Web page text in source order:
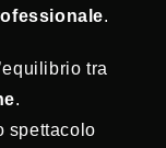
.
tra
.
spettacolo